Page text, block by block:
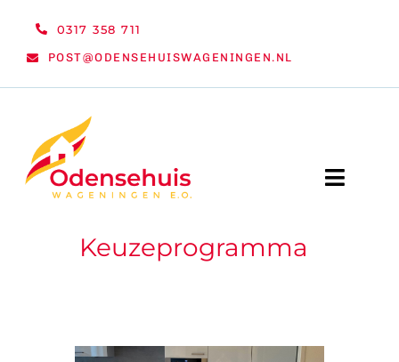
0317 358 711
POST@ODENSEHUISWAGENINGEN.NL
Toggle
WELKOMKeuzeprogramma